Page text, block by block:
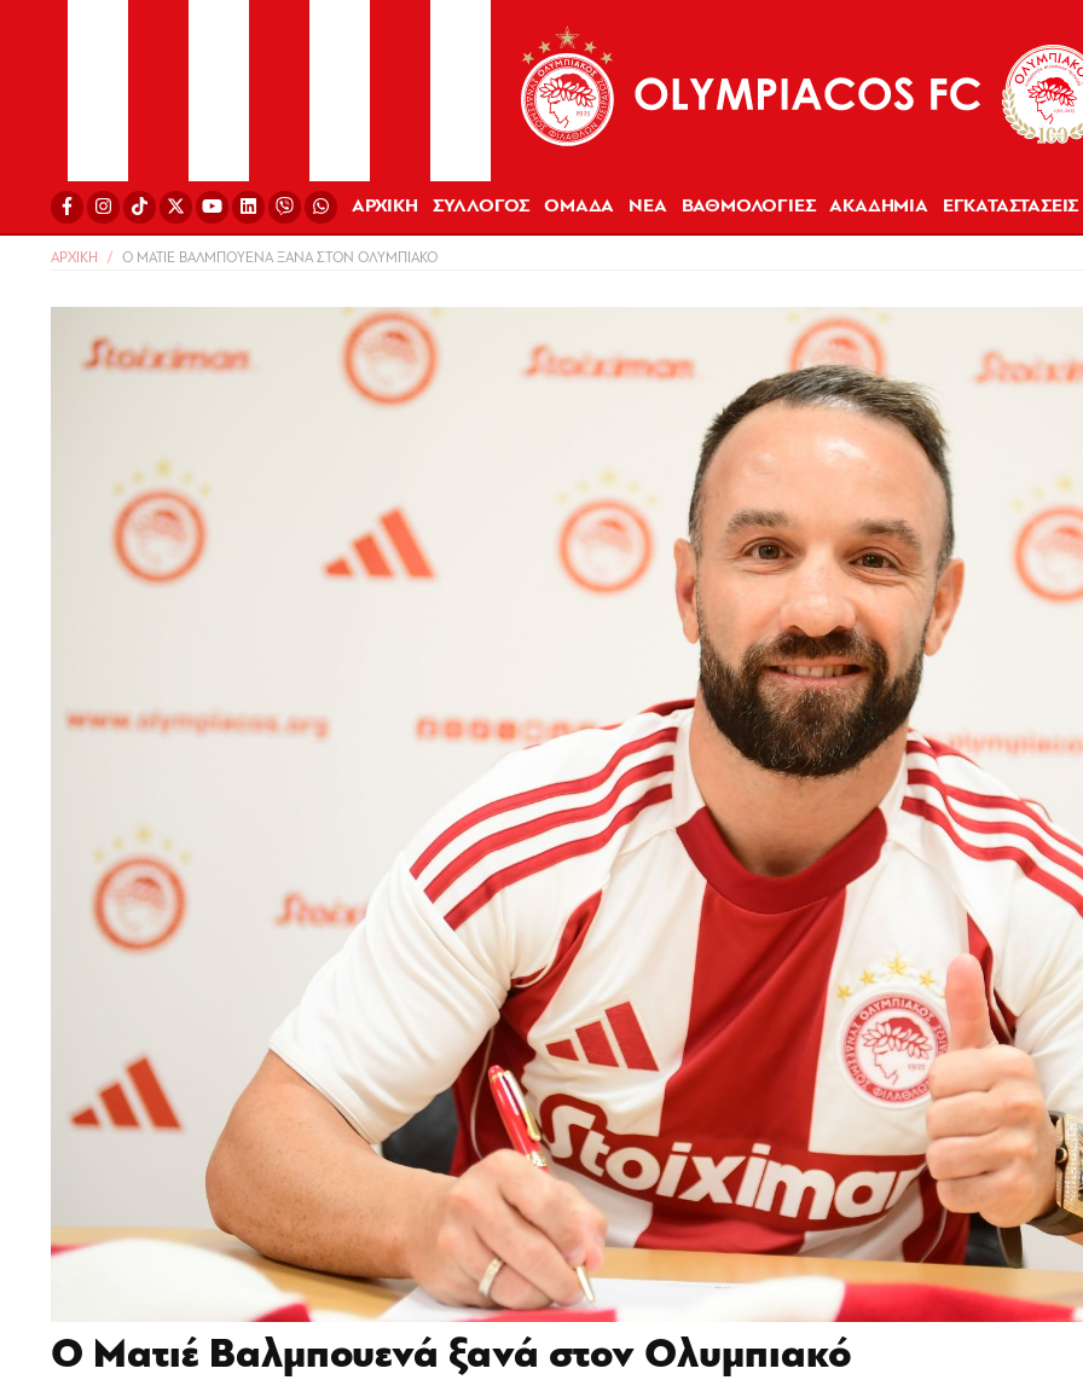
ΑΡΧΙΚΗ ΣΥΛΛΟΓΟΣ ΟΜΑΔΑ ΝΕΑ ΒΑΘΜΟΛΟΓΙΕΣ ΑΚΑΔΗΜΙΑ ΕΓΚΑΤΑΣΤΑΣΕΙΣ
ΑΡΧΙΚΗ Ο ΜΑΤΙΕ ΒΑΛΜΠΟΥΕΝΑ ΞΑΝΑ ΣΤΟΝ ΟΛΥΜΠΙΑΚΟ
Ο Ματιέ Βαλμπουενά ξανά στον Ολυμπιακό